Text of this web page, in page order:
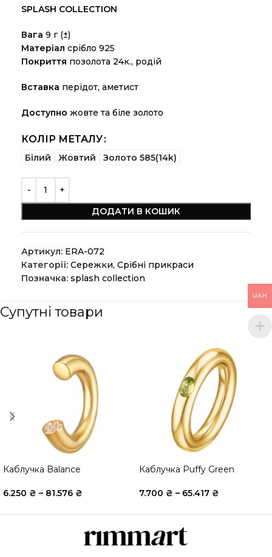
SPLASH COLLECTION
Вага 9 г (±)
Матеріал срібло 925
Покриття позолота 24к., родій
Вставка перідот, аметист
Доступно жовте та біле золото
КОЛІР МЕТАЛУ
Білий Жовтий Золото 585(14k)
ДОДАТИ В КОШИК
Артикул: ERA-072
Категорії: Сережки, Срібні прикраси
Позначка: splash collection
Супутні товари
Каблучка Balance
6.250 ₴ – 81.576 ₴
Каблучка Puffy Green
7.700 ₴ – 65.417 ₴
UAH